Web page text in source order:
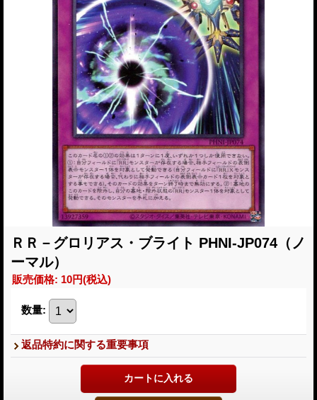
ＲＲ－グロリアス・ブライト PHNI-JP074（ノ
ーマル）
販売価格: 10円(税込)
数量:
返品特約に関する重要事項